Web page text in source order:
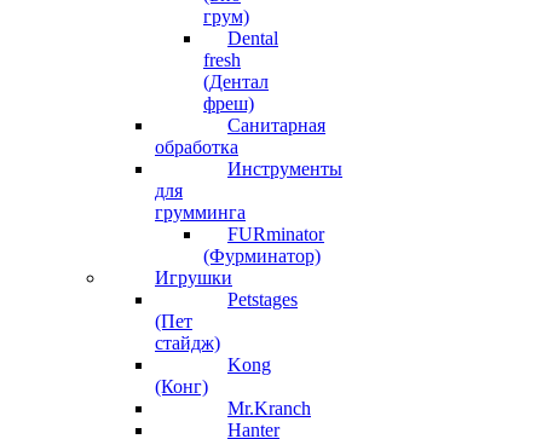
грум)
Dental
fresh
(Дентал
фреш)
Санитарная
обработка
Инструменты
для
грумминга
FURminator
(Фурминатор)
Игрушки
Petstages
(Пет
стайдж)
Kong
(Конг)
Mr.Kranch
Hanter